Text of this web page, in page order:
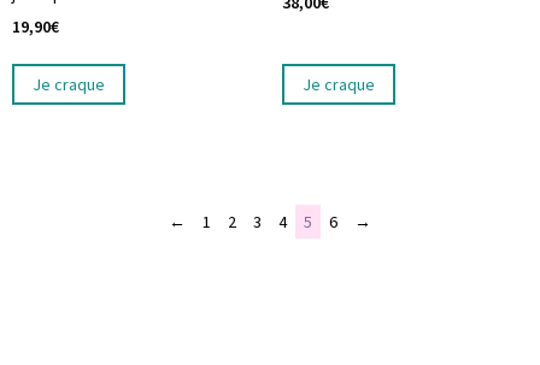
19,90€
Je craque Je craque
← 1 2 3 4 5 6 →